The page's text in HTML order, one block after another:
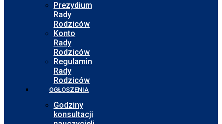
Prezydium
Rady
Rodziców
Konto
Rady
Rodziców
Regulamin
Rady
Rodziców
OGŁOSZENIA
Godziny
konsultacji